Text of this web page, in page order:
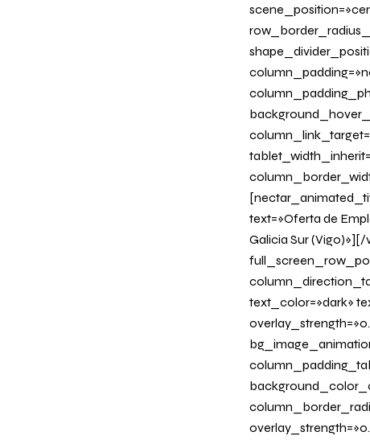
text=»Oferta de
Galicia Sur
text_color=»dark»